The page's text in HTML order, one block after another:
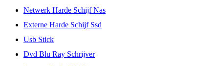
Netwerk Harde Schijf Nas
Externe Harde Schijf Ssd
Usb Stick
Dvd Blu Ray Schrijver